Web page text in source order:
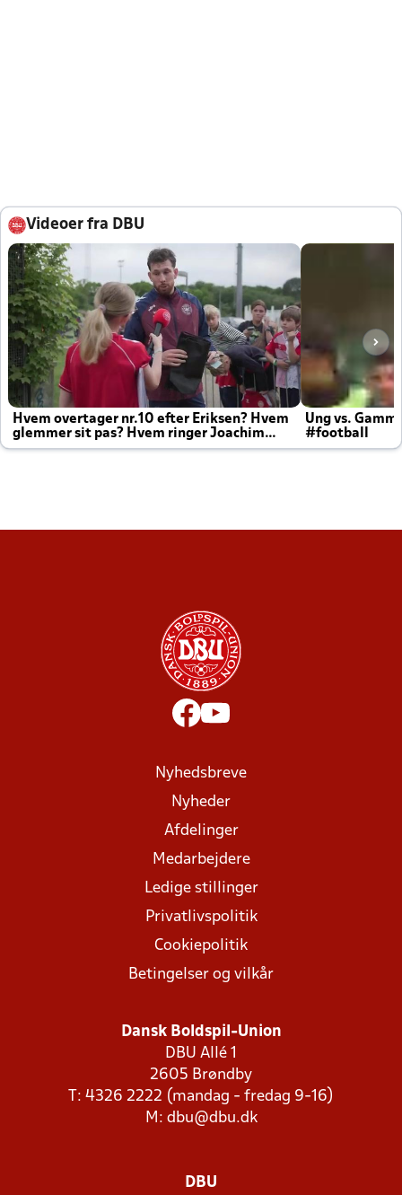
Videoer fra DBU
Hvem overtager nr.10 efter Eriksen? Hvem
glemmer sit pas? Hvem ringer Joachim
altid til efter kampe?
Ung vs.
#football
Nyhedsbreve
Nyheder
Afdelinger
Medarbejdere
Ledige stillinger
Privatlivspolitik
Cookiepolitik
Betingelser og vilkår
Dansk Boldspil-Union
DBU Allé 1
2605 Brøndby
T: 4326 2222 (mandag - fredag 9-16)
M: dbu@dbu.dk
DBU